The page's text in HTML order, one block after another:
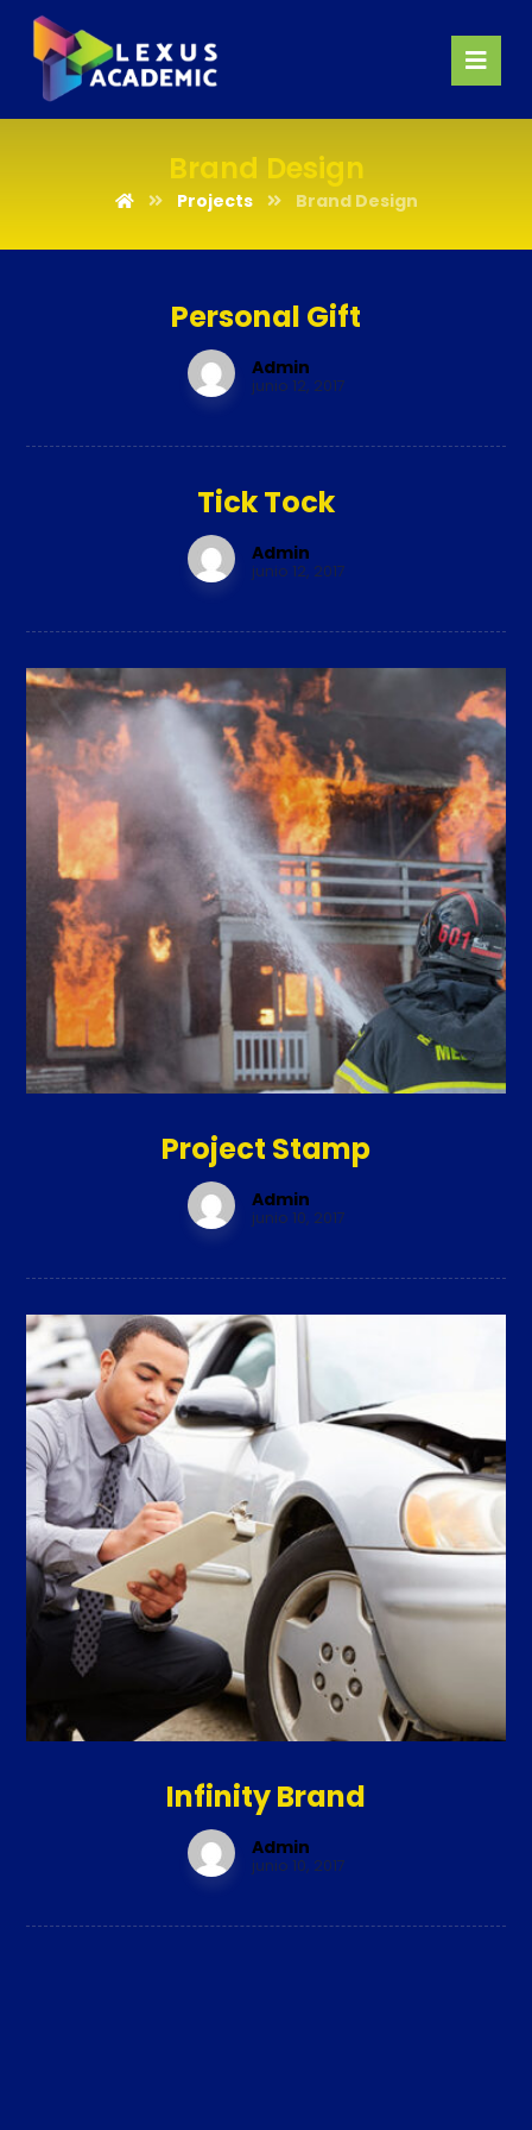
Brand Design
Projects Brand Design
Personal Gift
Admin
junio 12, 2017
Tick Tock
Admin
junio 12, 2017
Project Stamp
Admin
junio 10, 2017
Infinity Brand
Admin
junio 10, 2017